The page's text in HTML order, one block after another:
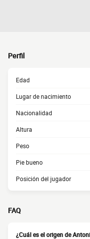
Perfil
Edad
Lugar de nacimiento
Nacionalidad
Altura
Peso
Pie bueno
Posición del jugador
FAQ
¿Cuál es el origen de